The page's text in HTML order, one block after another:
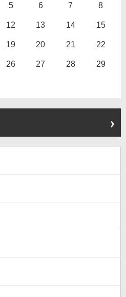
5 6 7 8
12 13 14 15
19 20 21 22
26 27 28 29